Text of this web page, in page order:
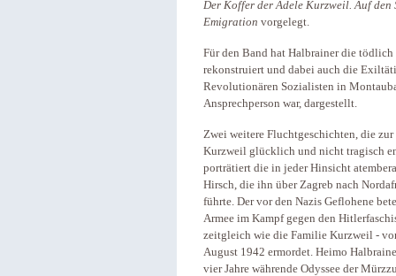
Der Koffer der Adele Kurzweil. Auf
Emigration vorgelegt.
Für den Band hat Halbrainer die
rekonstruiert und dabei auch die
Revolutionären Sozialisten in
Ansprechperson war, dargestellt.
Zwei weitere Fluchtgeschichten, die zur
Kurzweil glücklich und nicht tragisch
porträtiert die in jeder Hinsicht
Hirsch, die ihn über Zagreb nach
führte. Der vor den Nazis Geflohene
Armee im Kampf gegen den
zeitgleich wie die Familie Kurzweil -
August 1942 ermordet. Heimo
vier Jahre währende Odyssee der